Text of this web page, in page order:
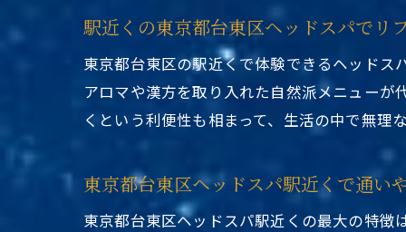
駅
駅近くの東京都台東区ヘッドスパでリ
東京都台東区の駅近くで体験できるヘッド
アロマや漢方を取り入れた自然派メニュー
くという利便性も相まって、生活の中で無理
東京都台東区ヘッドスパ駅近くで通い
東京都台東区ヘッドスパ駅近くの最大の特